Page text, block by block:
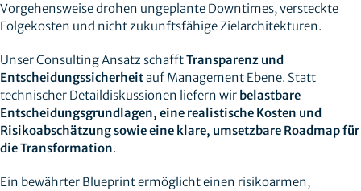
Vorgehensweise drohen ungeplante Downtimes, versteckte
Folgekosten und nicht zukunftsfähige Zielarchitekturen.
Unser Consulting Ansatz schafftTransparenz und
Entscheidungssicherheitauf Management Ebene. Statt
technischer Detaildiskussionen liefern wir belastbare
Entscheidungsgrundlagen, eine realistische Kosten und
Risikoabschätzung sowie eine klare, umsetzbare Roadmap für
die Transformation.
Ein bewährter Blueprint ermöglicht einen risikoarmen,